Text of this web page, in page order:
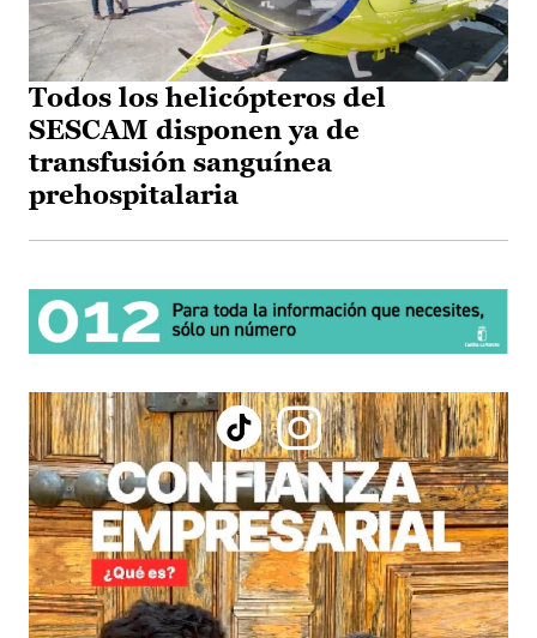
Todos los helicópteros del
SESCAM disponen ya de
transfusión sanguínea
prehospitalaria